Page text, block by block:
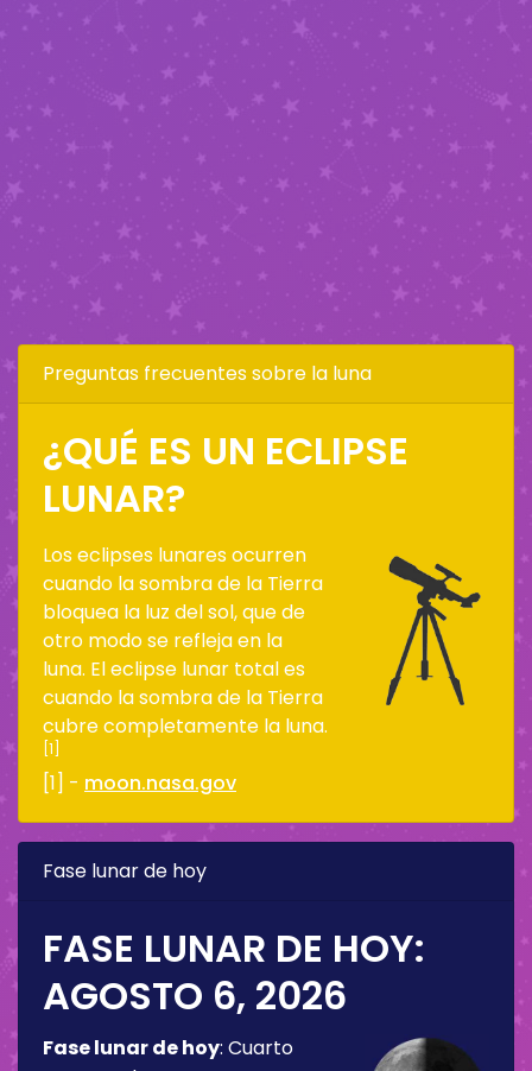
Preguntas frecuentes sobre la luna
¿QUÉ ES UN ECLIPSE
LUNAR?
Los eclipses lunares ocurren
cuando la sombra de la Tierra
bloquea la luz del sol, que de
otro modo se refleja en la
luna. El eclipse lunar total es
cuando la sombra de la Tierra
cubre completamente la luna.
[1]
[1] - moon.nasa.gov
Fase lunar de hoy
FASE LUNAR DE HOY:
AGOSTO 6, 2026
Fase lunar de hoy: Cuarto